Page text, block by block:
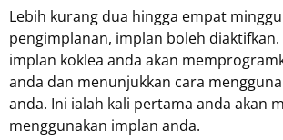
Lebih kurang dua hingga empat
pengimplanan, implan boleh
implan koklea anda akan
anda dan menunjukkan cara
anda. Ini ialah kali pertama anda akan
menggunakan implan anda.